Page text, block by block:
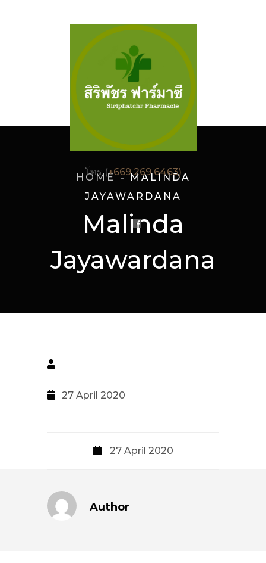
โทร (+669 269 6463)
Malinda
Jayawardana
HOME
MALINDA
JAYAWARDANA
27 April 2020
27 April 2020
Author